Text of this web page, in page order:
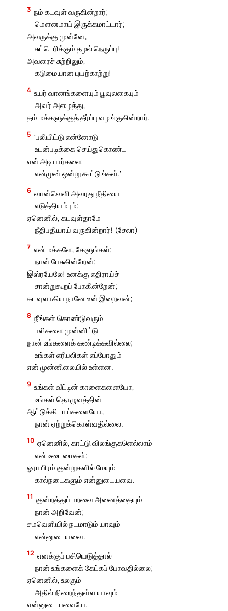
3 நம் கடவுள் வருகின்றார்;
மௌனமாய் இருக்கமாட்டார்;
அவருக்கு முன்னே,
சுட்டெரிக்கும் தழல் நெருப்பு!
அவரைச் சுற்றிலும்,
கடுமையான புயற்காற்று!
4 உயர் வானங்களையும் பூவுலகையும்
அவர் அழைத்து,
தம் மக்களுக்குத் தீர்ப்பு வழங்குகின்றார்.
5 ‛பலியிட்டு என்னோடு
உடன்படிக்கை செய்துகொண்ட
என் அடியார்களை
என்முன் ஒன்று கூட்டுங்கள்.’
6 வான்வெளி அவரது நீதியை
எடுத்தியம்பும்;
ஏனெனில், கடவுள்தாமே
நீதிபதியாய் வருகின்றார்! (சேலா)
7 என் மக்களே, கேளுங்கள்;
நான் பேசுகின்றேன்;
இஸ்ரயேலே! உனக்கு எதிராய்ச்
சான்றுகூறப் போகின்றேன்;
கடவுளாகிய நானே உன் இறைவன்;
8 நீங்கள் கொண்டுவரும்
பலிகளை முன்னிட்டு
நான் உங்களைக் கண்டிக்கவில்லை;
உங்கள் எரிபலிகள் எப்போதும்
என் முன்னிலையில் உள்ளன.
9 உங்கள் வீட்டின் காளைகளையோ,
உங்கள் தொழுவத்தின்
ஆட்டுக்கிடாய்களையோ,
நான் ஏற்றுக்கொள்வதில்லை.
10 ஏனெனில், காட்டு விலங்குகளெல்லாம்
என் உடைமைகள்;
ஓராயிரம் குன்றுகளில் மேயும்
கால்நடைகளும் என்னுடையவை.
11 குன்றத்துப் பறவை அனைத்தையும்
நான் அறிவேன்;
சமவெளியில் நடமாடும் யாவும்
என்னுடையவை.
12 எனக்குப் பசியெடுத்தால்
நான் உங்களைக் கேட்கப் போவதில்லை;
ஏனெனில், உலகும்
அதில் நிறைந்துள்ள யாவும்
என்னுடையவையே.